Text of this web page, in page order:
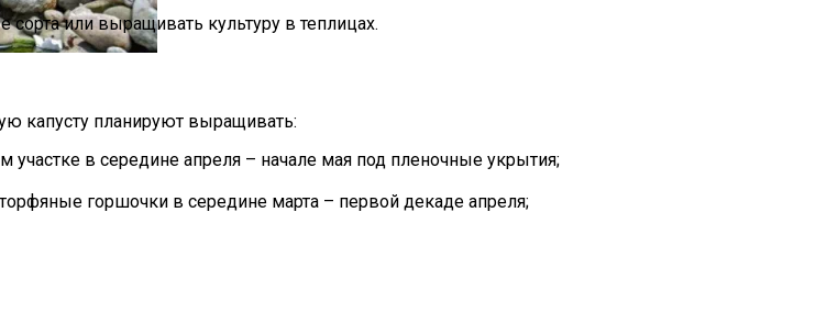
Просто
или выращивать культуру в теплицах.
капусту планируют выращивать:
в середине апреля – начале мая под пленочные укрытия;
горшочки в середине марта – первой декаде апреля;